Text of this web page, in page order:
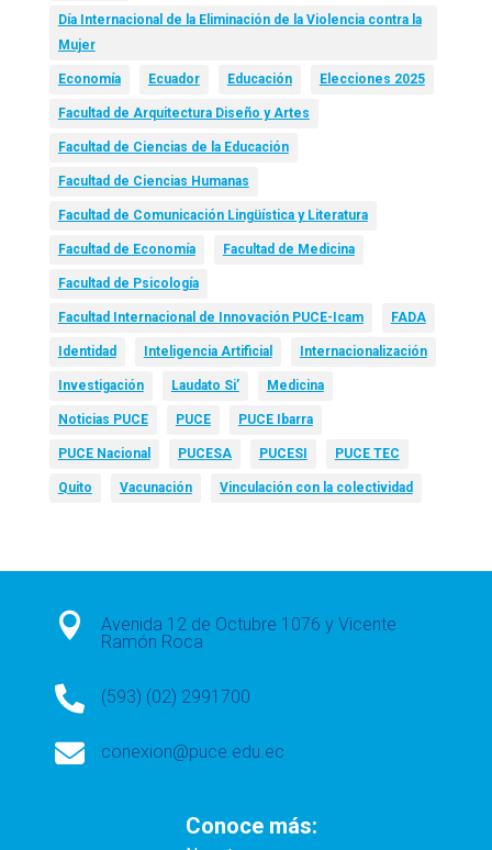
Día Internacional de la Eliminación de la Violencia contra la
Mujer
Economía Ecuador Educación Elecciones 2025
Facultad de Arquitectura Diseño y Artes
Facultad de Ciencias de la Educación
Facultad de Ciencias Humanas
Facultad de Comunicación Lingüística y Literatura
Facultad de Economía Facultad de Medicina
Facultad de Psicología
Facultad Internacional de Innovación PUCE-Icam FADA
Identidad Inteligencia Artificial Internacionalización
Investigación Laudato Si’ Medicina
Noticias PUCE PUCE PUCE Ibarra
PUCE Nacional PUCESA PUCESI PUCE TEC
Quito Vacunación Vinculación con la colectividad

Avenida 12 de Octubre 1076 y Vicente
Ramón Roca
 (593) (02) 2991700
 conexion@puce.edu.ec
Conoce más: